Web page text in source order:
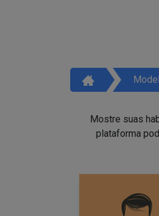
Mostre suas
plataforma